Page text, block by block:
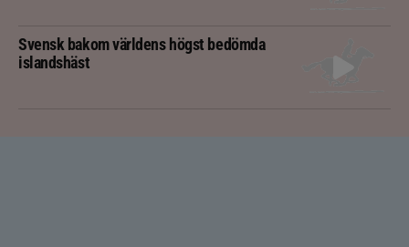
Svensk bakom världens högst bedömda
islandshäst